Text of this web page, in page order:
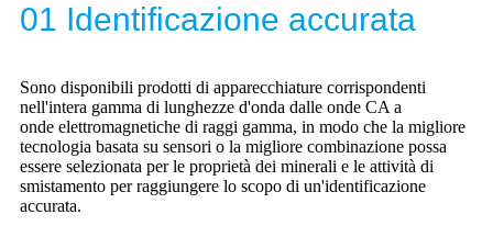
01 Identificazione accurata
Sono disponibili prodotti di apparecchiature corrispondenti
nell'intera gamma di lunghezze d'onda dalle onde CA a
onde elettromagnetiche di raggi gamma, in modo che la migliore
tecnologia basata su sensori o la migliore combinazione possa
essere selezionata per le proprietà dei minerali e le attività di
smistamento per raggiungere lo scopo di un'identificazione
accurata.